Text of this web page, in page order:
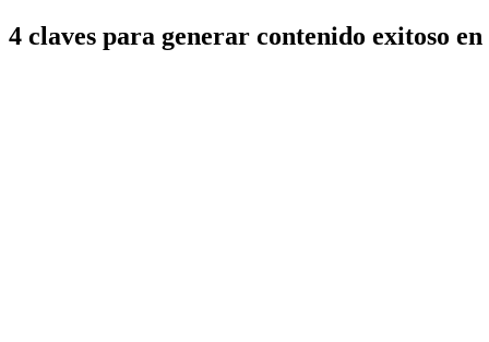
4 claves para generar contenido exitoso en